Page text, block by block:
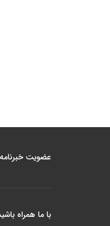
عضویت خبرنامه
با ما همراه